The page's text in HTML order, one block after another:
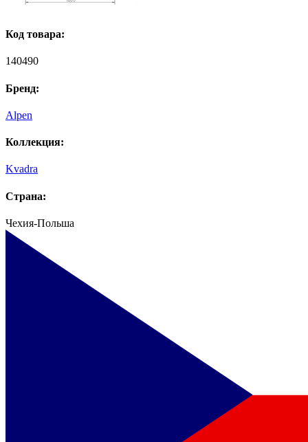
Код товара:
140490
Бренд:
Alpen
Коллекция:
Kvadra
Страна:
Чехия-Польша